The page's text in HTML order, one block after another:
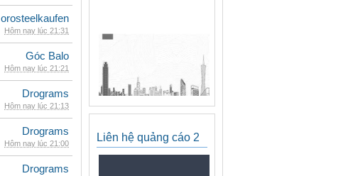
orosteelkaufen
Hôm nay lúc 21:31
Góc Balo
Hôm nay lúc 21:21
Drograms
Hôm nay lúc 21:13
Drograms
Hôm nay lúc 21:00
Drograms
Liên hệ quảng cáo 2